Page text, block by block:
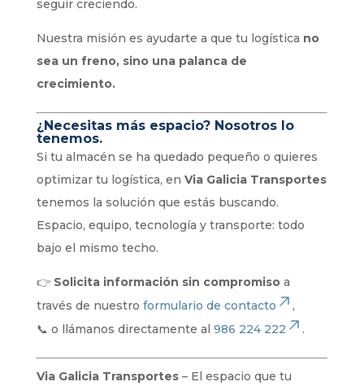
seguir creciendo.
Nuestra misión es ayudarte a que tu logística no
sea un freno, sino una palanca de
crecimiento.
¿Necesitas más espacio? Nosotros lo
tenemos.
Si tu almacén se ha quedado pequeño o quieres
optimizar tu logística, en Via Galicia Transportes
tenemos la solución que estás buscando.
Espacio, equipo, tecnología y transporte: todo
bajo el mismo techo.
👉 Solicita información sin compromisoa
través de nuestro formulario de contacto
,
📞 o llámanos directamente al 986 224 222 .
Via Galicia Transportes– El espacio que tu